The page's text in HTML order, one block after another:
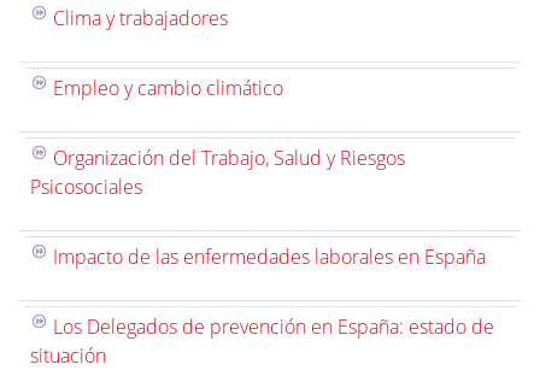
Clima y trabajadores
Empleo y cambio climático
Organización del Trabajo, Salud y Riesgos
Psicosociales
Impacto de las enfermedades laborales en España
Los Delegados de prevención en España: estado de
situación